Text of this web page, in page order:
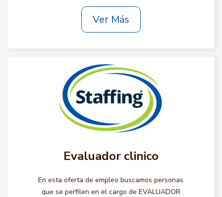
Ver Más
Evaluador clinico
En esta oferta de empleo buscamos personas
que se perfilen en el cargo de EVALUADOR